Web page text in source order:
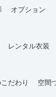
オプション
レンタル衣装
だわり 空間